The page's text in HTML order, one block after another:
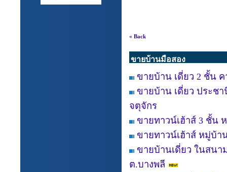
« Back
ขายบ้านมือสอง
ขายบ้าน เดี่ยว 2 ชั้น
ขายบ้าน เดี่ยว ประช
จตุจักร
ขายทาวน์เฮ้าส์ 3 ชั้น
ขายทาวน์เฮ้าส์ หมู่บ้า
ขายบ้านเดี่ยว ในสนาม
ต.บางพลี